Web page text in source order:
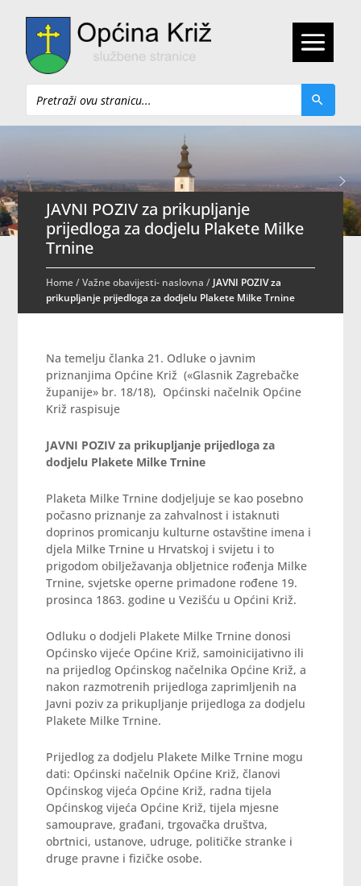
Pretraži
JAVNI POZIV za prikupljanje
prijedloga za dodjelu Plakete Milke
Trnine
Home/Važne obavijesti- naslovna / JAVNI POZIV za
prikupljanje prijedloga za dodjelu Plakete Milke Trnine
Na temelju članka 21. Odluke o javnim
priznanjima Općine Križ («Glasnik Zagrebačke
županije» br. 18/18), Općinski načelnik Općine
Križ raspisuje
JAVNI POZIVza prikupljanje prijedloga za
dodjelu Plakete Milke Trnine
Plaketa Milke Trnine dodjeljuje se kao posebno
počasno priznanje za zahvalnost i istaknuti
doprinos promicanju kulturne ostavštine imena i
djela Milke Trnine u Hrvatskoj i svijetu i to
prigodom obilježavanja obljetnice rođenja Milke
Trnine, svjetske operne primadone rođene 19.
prosinca 1863. godine u Vezišću u Općini Križ.
Odluku o dodjeli Plakete Milke Trnine donosi
Općinsko vijeće Općine Križ, samoinicijativno ili
na prijedlog Općinskog načelnika Općine Križ, a
nakon razmotrenih prijedloga zaprimljenih na
Javni poziv za prikupljanje prijedloga za dodjelu
Plakete Milke Trnine.
Prijedlog za dodjelu Plakete Milke Trnine mogu
dati: Općinski načelnik Općine Križ, članovi
Općinskog vijeća Općine Križ, radna tijela
Općinskog vijeća Općine Križ, tijela mjesne
samouprave, građani, trgovačka društva,
obrtnici, ustanove, udruge, političke stranke i
druge pravne i fizičke osobe.